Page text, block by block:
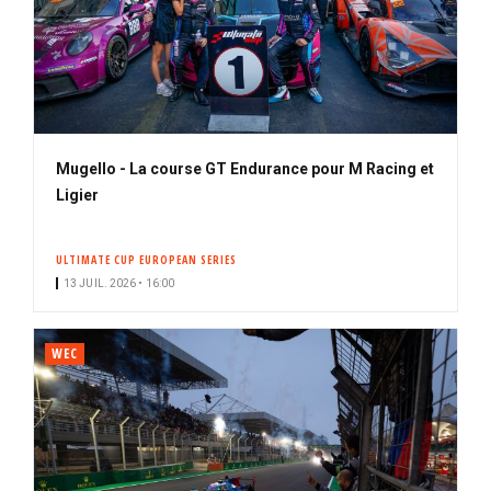
Mugello - La course GT Endurance pour M Racing et
Ligier
ULTIMATE CUP EUROPEAN SERIES
13 JUIL. 2026 • 16:00
WEC